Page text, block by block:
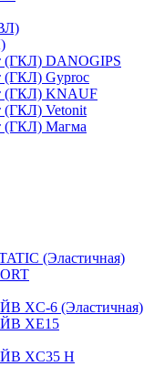
(ГКЛ) DANOGIPS
(ГКЛ) Gyproc
(ГКЛ) KNAUF
(ГКЛ) Vetonit
(ГКЛ) Магма
(Эластичная)
6 (Эластичная)
XЕ15
XС35 Н